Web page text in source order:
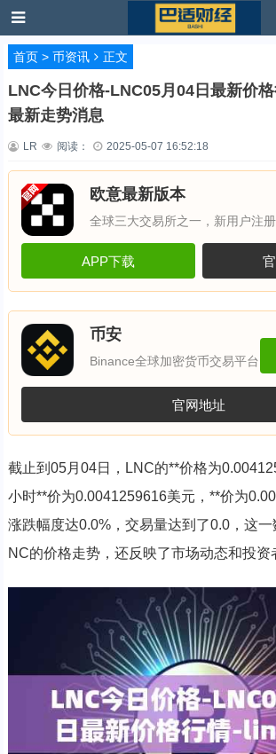
首页> 币资讯 正文
LNC今日价格-LNC05月04日最新价
最新走势消息
LR 阅读： 2025-05-07 16:52:18
欧意最新版本
全球三大交易所之一，新用户注册
APP下载
币安
Binance全球加密货币交易平台
官网地址
截止到05月04日，LNC的**价格为
小时**价为0.0041259616美元，**价为
涨跌幅度达0.0%，交易量达到了0.0，这
NC的价格走势，还反映了市场动态和投资